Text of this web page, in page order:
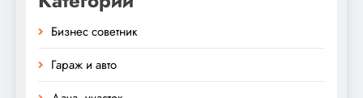
Бизнес советник
Гараж и авто